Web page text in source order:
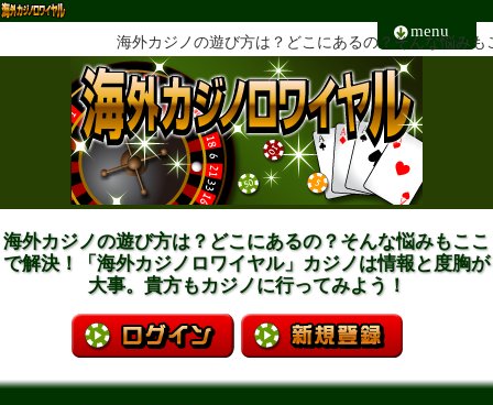
menu
海外カジノの遊び方は？どこにあるの？そんな悩みも
海外カジノの遊び方は？どこにあるの？そんな悩みもここ
で解決！「海外カジノロワイヤル」カジノは情報と度胸が
大事。貴方もカジノに行ってみよう！